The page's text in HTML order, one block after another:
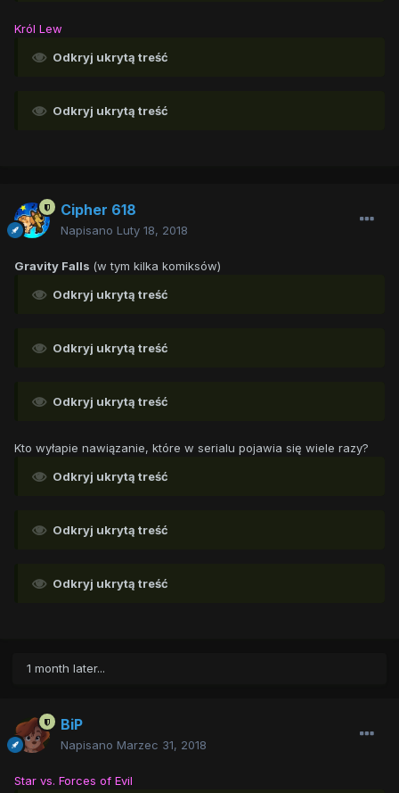
Król Lew
Odkryj ukrytą treść
Odkryj ukrytą treść
Cipher 618
Napisano Luty 18, 2018
Gravity Falls (w tym kilka komiksów)
Odkryj ukrytą treść
Odkryj ukrytą treść
Odkryj ukrytą treść
Kto wyłapie nawiązanie, które w serialu pojawia się wiele razy?
Odkryj ukrytą treść
Odkryj ukrytą treść
Odkryj ukrytą treść
1 month later...
BiP
Napisano Marzec 31, 2018
Star vs. Forces of Evil